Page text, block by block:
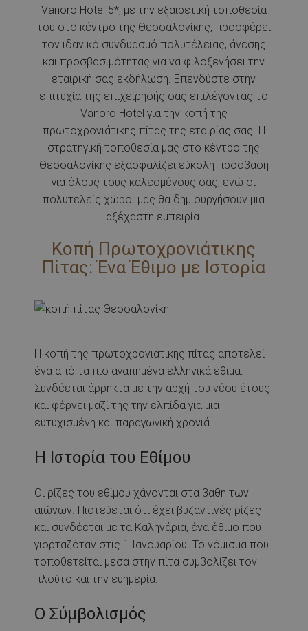
Vanoro Hotel 5*, με την εξαιρετική τοποθεσία
του στο κέντρο της Θεσσαλονίκης, προσφέρει
τον ιδανικό συνδυασμό πολυτέλειας, άνεσης
και προσβασιμότητας για να φιλοξενήσει την
εταιρική σας εκδήλωση. Επενδύστε στην
επιτυχία της επιχείρησής σας επιλέγοντας το
Vanoro Hotel για την κοπή της
πρωτοχρονιάτικης πίτας της εταιρίας σας. Η
στρατηγική τοποθεσία μας στο κέντρο της
Θεσσαλονίκης εξασφαλίζει εύκολη πρόσβαση
για όλους τους καλεσμένους σας, ενώ οι
πολυτελείς χώροι μας θα δημιουργήσουν μια
αξέχαστη εμπειρία.
Κοπή Πρωτοχρονιάτικης
Πίτας: Ένα Έθιμο με Ιστορία
Η κοπή της πρωτοχρονιάτικης πίτας αποτελεί
ένα από τα πιο αγαπημένα ελληνικά έθιμα.
Συνδέεται άρρηκτα με την αρχή του νέου έτους
και φέρνει μαζί της την ελπίδα για μια
ευτυχισμένη και παραγωγική χρονιά.
Η Ιστορία του Εθίμου
Οι ρίζες του εθίμου χάνονται στα βάθη των
αιώνων. Πιστεύεται ότι έχει βυζαντινές ρίζες
και συνδέεται με τα Καληνάρια, ένα έθιμο που
γιορταζόταν στις 1 Ιανουαρίου. Το νόμισμα που
τοποθετείται μέσα στην πίτα συμβολίζει τον
πλούτο και την ευημερία.
Ο Σύμβολισμός